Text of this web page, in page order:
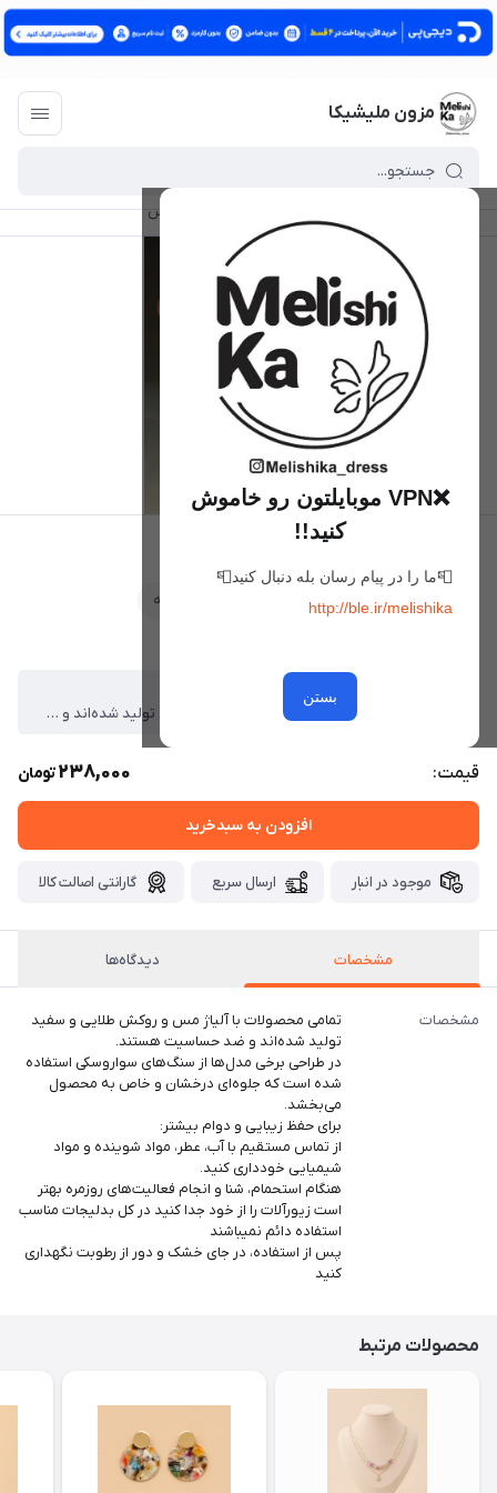
مزون ملیشیکا
❌VPN موبایلتون رو خاموش
کنید!!
📮ما را در پیام رسان بله دنبال کنید📮
http://ble.ir/melishika
بستن
گوشواره الاریس
علاقه‌مندی مقایسه
تمامی محصولات با آلیاژ مس و روکش طلایی و سفید تولید شده‌اند و ضد حساسیت هستند. ، در طراحی برخی مدل‌ها از سنگ‌های سواروسکی استفاده شده است که جلوه‌ای درخشان و خاص به محصول می‌بخشد. ، برای حفظ زیبایی و دوام بیشتر: ، از تماس مستقیم با آب، عطر، مواد شوینده و مواد شیمیایی خودداری کنید. ، هنگام استحمام، شنا و انجام فعالیت‌های روزمره بهتر است زیورآلات را از خود جدا کنید در کل بدلیجات مناسب استفاده دائم نمیباشند ، پس از استفاده، در جای خشک و دور از رطوبت نگهداری کنید
قیمت: 238,000تومان
افزودن به سبدخرید
موجود در انبار ارسال سریع گارانتی اصالت کالا
مشخصات دیدگاه‌ها
مشخصات
تمامی محصولات با آلیاژ مس و روکش طلایی و سفید
تولید شده‌اند و ضد حساسیت هستند.
در طراحی برخی مدل‌ها از سنگ‌های سواروسکی استفاده
شده است که جلوه‌ای درخشان و خاص به محصول
می‌بخشد.
برای حفظ زیبایی و دوام بیشتر:
از تماس مستقیم با آب، عطر، مواد شوینده و مواد
شیمیایی خودداری کنید.
هنگام استحمام، شنا و انجام فعالیت‌های روزمره بهتر
است زیورآلات را از خود جدا کنید در کل بدلیجات مناسب
استفاده دائم نمیباشند
پس از استفاده، در جای خشک و دور از رطوبت نگهداری
کنید
محصولات مرتبط